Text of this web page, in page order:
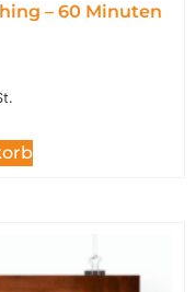
– 60 Minuten